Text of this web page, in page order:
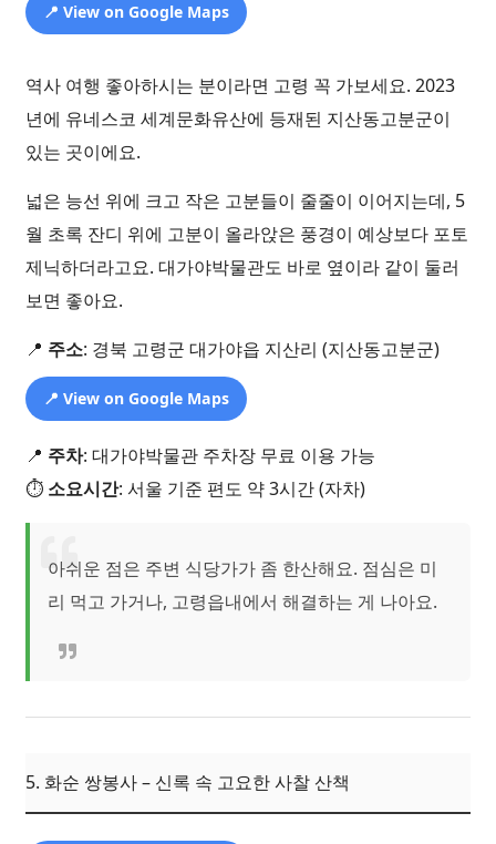
📍 View on Google Maps
역사 여행 좋아하시는 분이라면 고령 꼭 가보세요. 2023
년에 유네스코 세계문화유산에 등재된 지산동고분군이
있는 곳이에요.
넓은 능선 위에 크고 작은 고분들이 줄줄이 이어지는데, 5
월 초록 잔디 위에 고분이 올라앉은 풍경이 예상보다 포토
제닉하더라고요. 대가야박물관도 바로 옆이라 같이 둘러
보면 좋아요.
📍 주소: 경북 고령군 대가야읍 지산리 (지산동고분군)
📍 View on Google Maps
📍 주차: 대가야박물관 주차장 무료 이용 가능
⏱️ 소요시간: 서울 기준 편도 약 3시간 (자차)
아쉬운 점은 주변 식당가가 좀 한산해요. 점심은 미
리 먹고 가거나, 고령읍내에서 해결하는 게 나아요.
5. 화순 쌍봉사 – 신록 속 고요한 사찰 산책